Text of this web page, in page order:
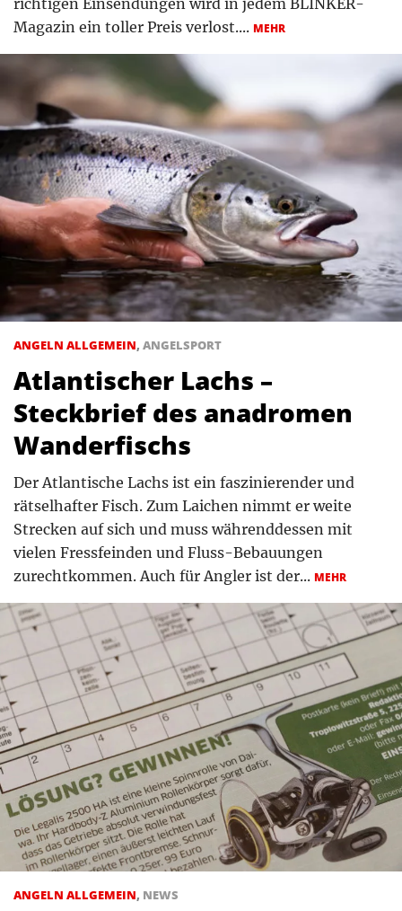
Magazin ein toller Preis verlost.... MEHR
ANGELN ALLGEMEIN, ANGELSPORT
Atlantischer Lachs –
Steckbrief des anadromen
Wanderfischs
Der Atlantische Lachs ist ein faszinierender und
rätselhafter Fisch. Zum Laichen nimmt er weite
Strecken auf sich und muss währenddessen mit
vielen Fressfeinden und Fluss-Bebauungen
zurechtkommen. Auch für Angler ist der... MEHR
ANGELN ALLGEMEIN, NEWS